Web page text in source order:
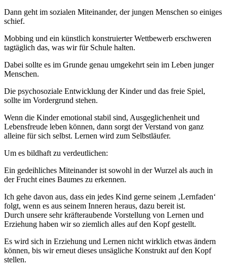
Dann geht im sozialen Miteinander, der jungen Menschen so einiges
schief.
Mobbing und ein künstlich konstruierter Wettbewerb erschweren
tagtäglich das, was wir für Schule halten.
Dabei sollte es im Grunde genau umgekehrt sein im Leben junger
Menschen.
Die psychosoziale Entwicklung der Kinder und das freie Spiel,
sollte im Vordergrund stehen.
Wenn die Kinder emotional stabil sind, Ausgeglichenheit und
Lebensfreude leben können, dann sorgt der Verstand von ganz
alleine für sich selbst. Lernen wird zum Selbstläufer.
Um es bildhaft zu verdeutlichen:
Ein gedeihliches Miteinander ist sowohl in der Wurzel als auch in
der Frucht eines Baumes zu erkennen.
Ich gehe davon aus, dass ein jedes Kind gerne seinem ‚Lernfaden‘
folgt, wenn es aus seinem Inneren heraus, dazu bereit ist.
Durch unsere sehr kräfteraubende Vorstellung von Lernen und
Erziehung haben wir so ziemlich alles auf den Kopf gestellt.
Es wird sich in Erziehung und Lernen nicht wirklich etwas ändern
können, bis wir erneut dieses unsägliche Konstrukt auf den Kopf
stellen.